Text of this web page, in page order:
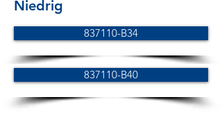
Niedrig
837110-B34
837110-B40